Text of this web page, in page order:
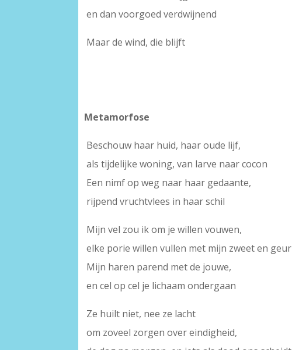
en dan voorgoed verdwijnend
Maar de wind, die blijft
Metamorfose
Beschouw haar huid, haar oude lijf,
als tijdelijke woning, van larve naar cocon
Een nimf op weg naar haar gedaante,
rijpend vruchtvlees in haar schil
Mijn vel zou ik om je willen vouwen,
elke porie willen vullen met mijn zweet en geur
Mijn haren parend met de jouwe,
en cel op cel je lichaam ondergaan
Ze huilt niet, nee ze lacht
om zoveel zorgen over eindigheid,